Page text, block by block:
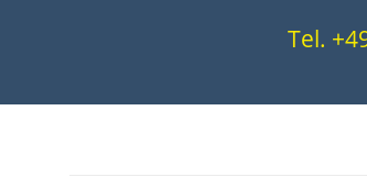
Tel.